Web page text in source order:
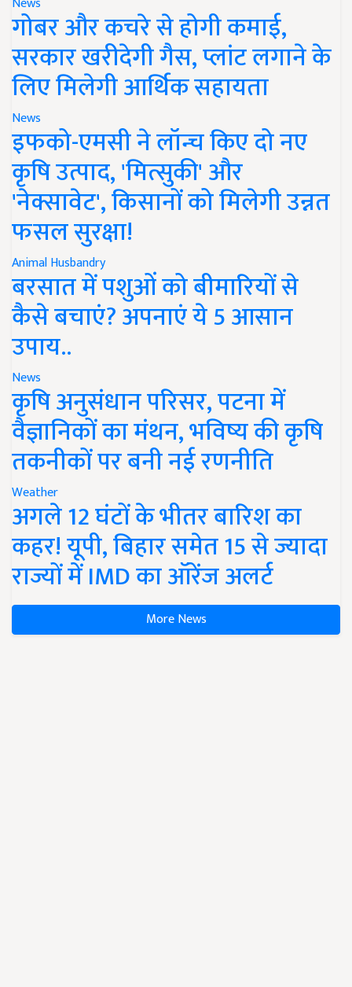
गोबर और कचरे से होगी कमाई,
सरकार खरीदेगी गैस, प्लांट लगाने के
लिए मिलेगी आर्थिक सहायता
News
इफको-एमसी ने लॉन्च किए दो नए
कृषि उत्पाद, 'मित्सुकी' और
'नेक्सावेट', किसानों को मिलेगी उन्नत
फसल सुरक्षा!
Animal Husbandry
बरसात में पशुओं को बीमारियों से
कैसे बचाएं? अपनाएं ये 5 आसान
उपाय..
News
कृषि अनुसंधान परिसर, पटना में
वैज्ञानिकों का मंथन, भविष्य की कृषि
तकनीकों पर बनी नई रणनीति
Weather
अगले 12 घंटों के भीतर बारिश का
कहर! यूपी, बिहार समेत 15 से ज्यादा
राज्यों में IMD का ऑरेंज अलर्ट
More News